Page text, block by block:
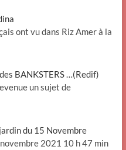
ont vu dans Riz Amer à la
BANKSTERS …(Redif)
un sujet de
du 15 Novembre
2021 10 h 47 min